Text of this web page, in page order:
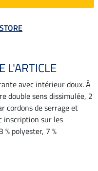
L'ARTICLE
avec intérieur doux. À
double sens dissimulée, 2
cordons de serrage et
inscription sur les
polyester, 7 %